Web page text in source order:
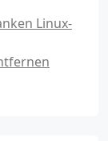
Linux-